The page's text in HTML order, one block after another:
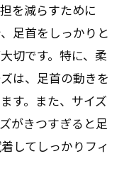
を減らすために
足首をしっかりと
切です。特に、柔
は、足首の動きを
す。また、サイズ
がきつすぎると足
してしっかりフィ